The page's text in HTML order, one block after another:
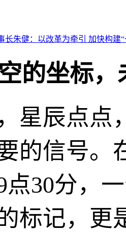
的坐标，
星辰点点
的信号。
点30分，
标记，